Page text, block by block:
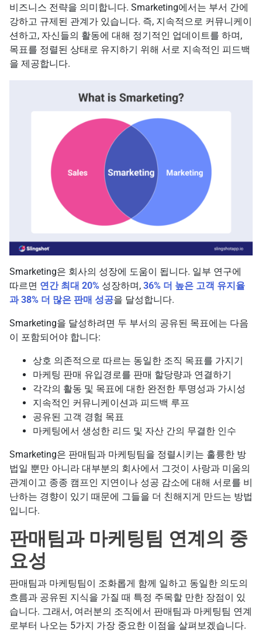
비즈니스 전략을 의미합니다. Smarketing에서는 부서 간에
강하고 규제된 관계가 있습니다. 즉, 지속적으로 커뮤니케이
션하고, 자신들의 활동에 대해 정기적인 업데이트를 하며,
목표를 정렬된 상태로 유지하기 위해 서로 지속적인 피드백
을 제공합니다.
Smarketing은 회사의 성장에 도움이 됩니다. 일부 연구에
따르면 연간 최대 20% 성장하며, 36% 더 높은 고객 유지율
과 38% 더 많은 판매 성공을 달성합니다.
Smarketing을 달성하려면 두 부서의 공유된 목표에는 다음
이 포함되어야 합니다:
상호 의존적으로 따르는 동일한 조직 목표를 가지기
마케팅 판매 유입경로를 판매 할당량과 연결하기
각각의 활동 및 목표에 대한 완전한 투명성과 가시성
지속적인 커뮤니케이션과 피드백 루프
공유된 고객 경험 목표
마케팅에서 생성한 리드 및 자산 간의 무결한 인수
Smarketing은 판매팀과 마케팅팀을 정렬시키는 훌륭한 방
법일 뿐만 아니라 대부분의 회사에서 그것이 사랑과 미움의
관계이고 종종 캠프인 지연이나 성공 감소에 대해 서로를 비
난하는 경향이 있기 때문에 그들을 더 친해지게 만드는 방법
입니다.
판매팀과 마케팅팀 연계의 중
요성
판매팀과 마케팅팀이 조화롭게 함께 일하고 동일한 의도의
흐름과 공유된 지식을 가질 때 특정 주목할 만한 장점이 있
습니다. 그래서, 여러분의 조직에서 판매팀과 마케팅팀 연계
로부터 나오는 5가지 가장 중요한 이점을 살펴보겠습니다.